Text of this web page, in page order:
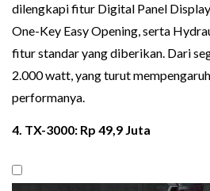
dilengkapi fitur Digital Panel
One-Key Easy Opening, serta
fitur standar yang diberikan. Dari
2.000 watt, yang turut
performanya.
4. TX-3000: Rp 49,9 Juta